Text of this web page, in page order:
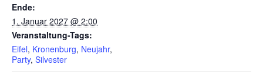
Ende:
1. Januar 2027 @ 2:00
Veranstaltung-Tags:
Eifel, Kronenburg, Neujahr,
Party, Silvester